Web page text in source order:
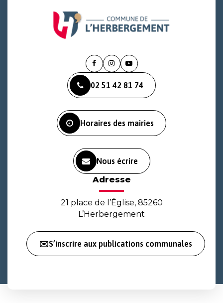
Lien
le
compte
Lien
le
compte
Lien
la
chaîne
02 51 42 81 74
Horaires des mairies
Nous écrire
Adresse
21 place de l’Église, 85260
L’Herbergement
✉️S’inscrire aux publications communales